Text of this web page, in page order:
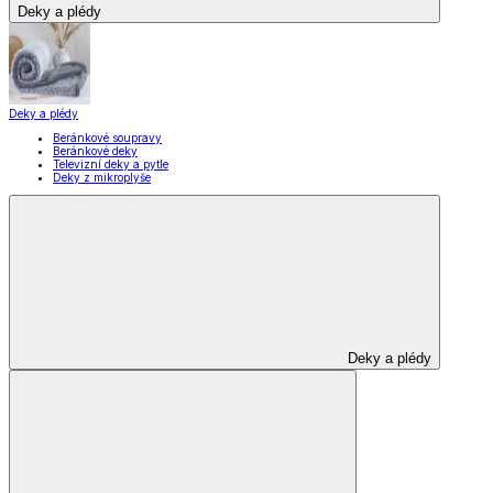
Deky a plédy
Deky a plédy
Beránkové soupravy
Beránkové deky
Televizní deky a pytle
Deky z mikroplyše
Deky a plédy